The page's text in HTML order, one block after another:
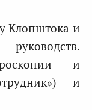
Клопштока и
и
и